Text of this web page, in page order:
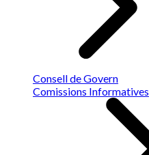
Consell de Govern
Comissions Informatives